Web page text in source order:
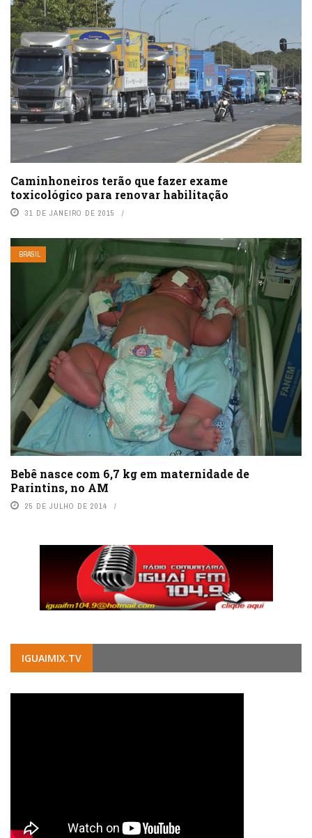
Caminhoneiros terão que fazer exame
toxicológico para renovar habilitação
31 DE JANEIRO DE 2015
BRASIL
Bebê nasce com 6,7 kg em maternidade de
Parintins, no AM
25 DE JULHO DE 2014
IGUAIMIX.TV